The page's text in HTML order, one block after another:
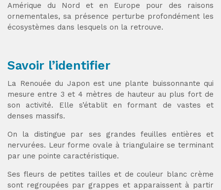
Amérique du Nord et en Europe pour des raisons
ornementales, sa présence perturbe profondément les
écosystèmes dans lesquels on la retrouve.
Savoir l’identifier
La Renouée du Japon est une plante buissonnante qui
mesure entre 3 et 4 mètres de hauteur au plus fort de
son activité. Elle s’établit en formant de vastes et
denses massifs.
On la distingue par ses grandes feuilles entières et
nervurées. Leur forme ovale à triangulaire se terminant
par une pointe caractéristique.
Ses fleurs de petites tailles et de couleur blanc crème
sont regroupées par grappes et apparaissent à partir